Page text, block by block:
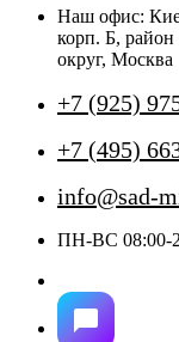
Наш офис:
корп. Б,
округ, Москва
+7 (925)
+7 (495)
info@sad-
ПН-ВС 08:00-